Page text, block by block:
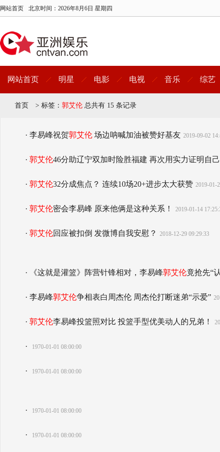
网站首页 北京时间： 2026年8月6日 星期四
网站首页 明星 电影 电视 音乐 综艺
首页 > 标签： 郭艾伦 总共有 15 条记录
· 李易峰祝贺郭艾伦 场边呐喊加油被赞好基友 2019-09-02
· 郭艾伦46分助辽宁双加时险胜福建 再次用实力证明自己
· 郭艾伦32分成焦点？ 连续10场20+进步太大获赞 2019-01-
· 郭艾伦密会李易峰 原来他俩是这种关系！ 2019-01-14
· 郭艾伦回应被扣倒 发微博自我安慰？ 2018-12-29 09:29:33
· 《这就是灌篮》阵营针锋相对，李易峰郭艾伦竟抢先“
· 李易峰郭艾伦争相表白周杰伦 周杰伦打断迷弟“示爱”
· 郭艾伦李易峰投篮照对比 投篮手型优美动人的兄弟！
· 1970-01-01 08:00:00
· 1970-01-01 08:00:00
· 1970-01-01 08:00:00
· 1970-01-01 08:00:00